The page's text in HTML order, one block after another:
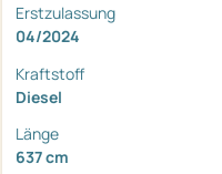
Erstzulassung
04/2024
Kraftstoff
Diesel
Länge
637 cm